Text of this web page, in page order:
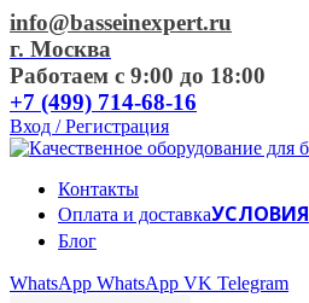
info@basseinexpert.ru
г. Москва
Работаем с 9:00 до 18:00
+7 (499) 714-68-16
Вход / Регистрация
Контакты
Оплата и доставкаУСЛОВИЯ
Блог
WhatsApp WhatsApp VK Telegram